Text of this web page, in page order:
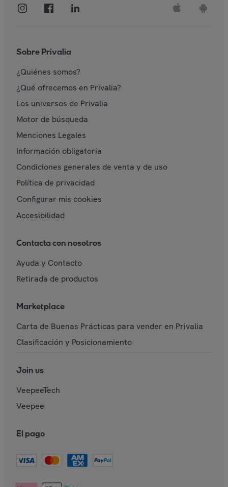
Sobre Privalia
¿Quiénes somos?
¿Qué ofrecemos en Privalia?
Los universos de Privalia
Motor de búsqueda
Menciones Legales
Información obligatoria
Condiciones generales de venta y de uso
Política de privacidad
Configurar mis cookies
Accesibilidad
Contacta con nosotros
Ayuda y Contacto
Retirada de productos
Marketplace
Carta de Buenas Prácticas para vender en Privalia
Clasificación y Posicionamiento
Join us
VeepeeTech
Veepee
El pago